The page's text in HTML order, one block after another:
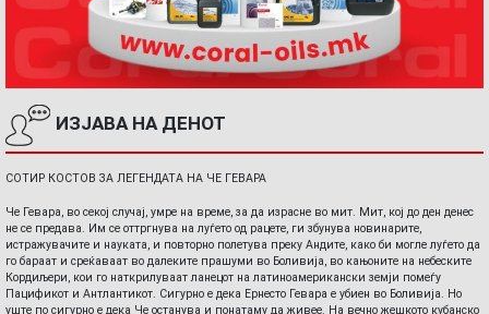
ИЗЈАВА НА ДЕНОТ
СОТИР КОСТОВ ЗА ЛЕГЕНДАТА НА ЧЕ ГЕВАРА
Че Гевара, во секој случај, умре на време, за да израсне во мит. Мит, кој до ден денес
не се предава. Им се оттргнува на луѓето од рацете, ги збунува новинарите,
истражувачите и науката, и повторно полетува преку Андите, како би могле луѓето да
го бараат и среќаваат во далеките прашуми во Боливија, во кањоните на небеските
Кордиљери, кои го наткрилуваат ланецот на латиноамерикански земји помеѓу
Пацификот и Антлантикот. Сигурно е дека Ернесто Гевара е убиен во Боливија. Но
уште по сигурно е дека Че останува и понатаму да живее. На вечно жешкото кубанско